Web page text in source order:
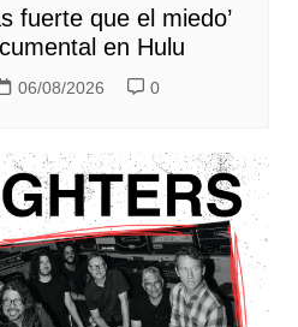
fuerte que el miedo’
en Hulu
06/08/2026 0